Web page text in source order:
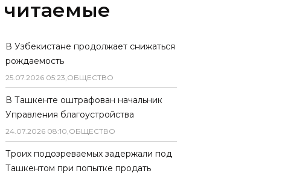
читаемые
В Узбекистане продолжает снижаться
рождаемость
25.07.2026 05:23,ОБЩЕСТВО
В Ташкенте оштрафован начальник
Управления благоустройства
24.07.2026 08:10,ОБЩЕСТВО
Троих подозреваемых задержали под
Ташкентом при попытке продать